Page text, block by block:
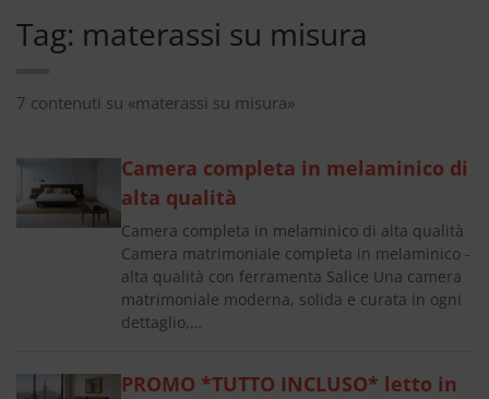
Tag: materassi su misura
7 contenuti su «materassi su misura»
Camera completa in melaminico di
alta qualità
Camera completa in melaminico di alta qualità
Camera matrimoniale completa in melaminico -
alta qualità con ferramenta Salice Una camera
matrimoniale moderna, solida e curata in ogni
dettaglio,…
PROMO *TUTTO INCLUSO* letto in